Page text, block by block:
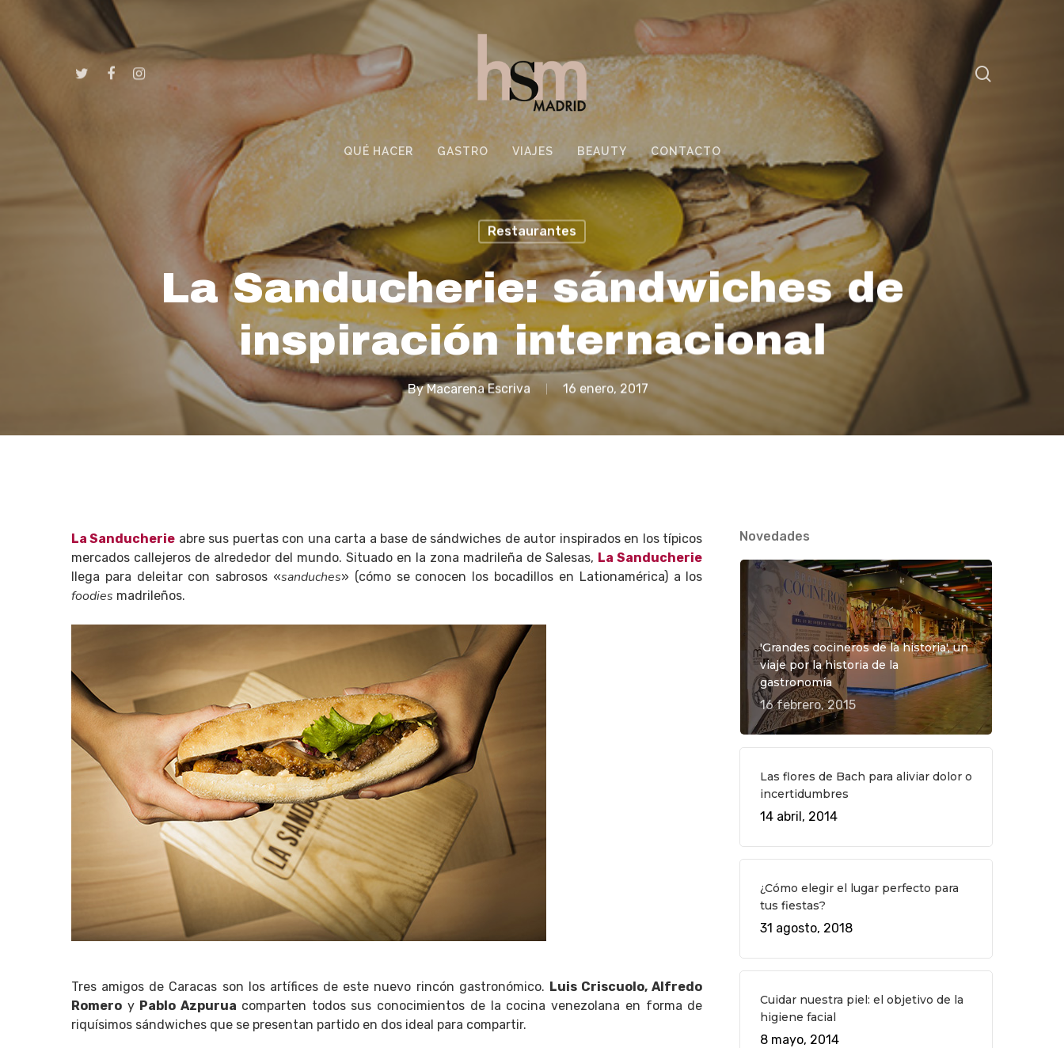
QUÉ HACER GASTRO VIAJES BEAUTY CONTACTO
Restaurantes
La Sanducherie: sándwiches de
inspiración internacional
ByMacarena Escriva 16 enero, 2017
La Sanducherie abre sus puertas con una carta a base de sándwiches de autor inspirados en los típicos
mercados callejeros de alrededor del mundo. Situado en la zona madrileña de Salesas, La Sanducherie
llega para deleitar con sabrosos «sanduches» (cómo se conocen los bocadillos en Lationamérica) a los
foodies madrileños.
Tres amigos de Caracas son los artífices de este nuevo rincón gastronómico. Luis Criscuolo, Alfredo
Romero y Pablo Azpurua comparten todos sus conocimientos de la cocina venezolana en forma de
riquísimos sándwiches que se presentan partido en dos ideal para compartir.
Novedades
'Grandes cocineros de la historia', un
viaje por la historia de la
gastronomía
16 febrero, 2015
Las flores de Bach para aliviar dolor o
incertidumbres
14 abril, 2014
¿Cómo elegir el lugar perfecto para
tus fiestas?
31 agosto, 2018
Cuidar nuestra piel: el objetivo de la
higiene facial
8 mayo, 2014